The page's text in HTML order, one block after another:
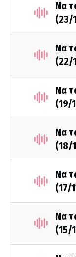
Να
(23/
Να
(22/
Να
(19/
Να
(18/
Να
(17/
Να
(15/